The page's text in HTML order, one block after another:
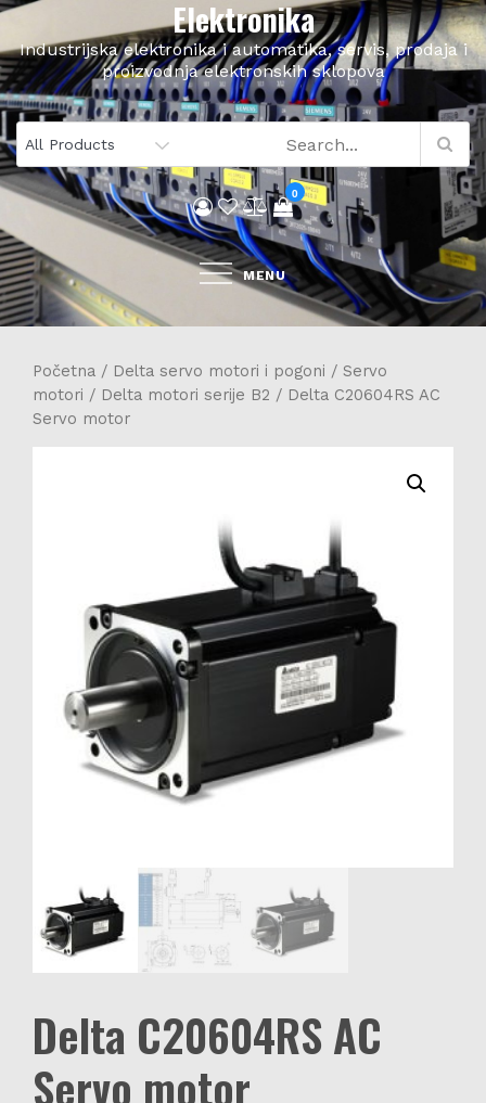
Skip
content
Elektronika
Industrijska elektronika i automatika, servis, prodaja i
proizvodnja elektronskih sklopova
0
MENU
Početna / Delta servo motori i pogoni / Servo
motori / Delta motori serije B2 / Delta C20604RS AC
Servo motor
Delta C20604RS AC
Servo motor